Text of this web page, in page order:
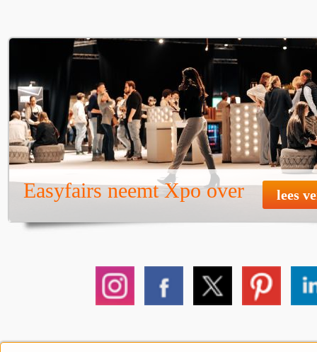
Easyfairs neemt Xpo over lees